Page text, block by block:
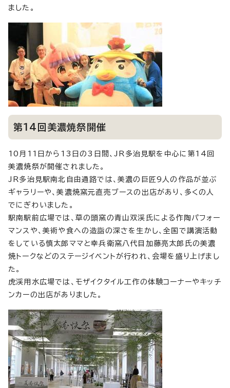
ました。
第14回美濃焼祭開催
10月11日から13日の3日間、JR多治見駅を中心に第14回
美濃焼祭が開催されました。
JR多治見駅南北自由通路では、美濃の巨匠9人の作品が並ぶ
ギャラリーや、美濃焼窯元直売ブースの出店があり、多くの人
でにぎわいました。
駅南駅前広場では、草の頭窯の青山双渓氏による作陶パフォー
マンスや、美術や食への造詣の深さを生かし、全国で講演活動
をしている慎太郎ママと幸兵衛窯八代目加藤亮太郎氏の美濃
焼トークなどのステージイベントが行われ、会場を盛り上げまし
た。
虎渓用水広場では、モザイクタイル工作の体験コーナーやキッチ
ンカーの出店がありました。